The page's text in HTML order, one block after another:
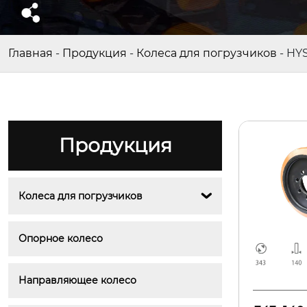
Главная - Продукция - Колеса для погрузчиков -
Продукция
Колеса для погрузчиков 
Опорное колесо
Направляющее колесо